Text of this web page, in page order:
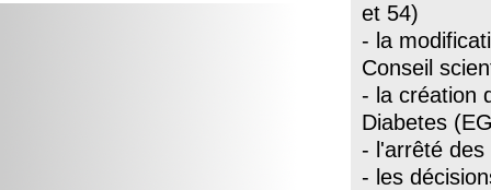
et 54)
- la
Conseil
- la création
Diabetes
- l'arrêté des
- les